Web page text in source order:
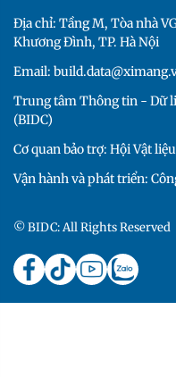
Địa chỉ: Tầng M, Tòa nhà
Khương Đình, TP. Hà Nội
Email:
Trung tâm Thông tin - Dữ
(BIDC)
Cơ quan bảo trợ: Hội Vật
Vận hành và phát triển:
© BIDC: All Rights Reserved